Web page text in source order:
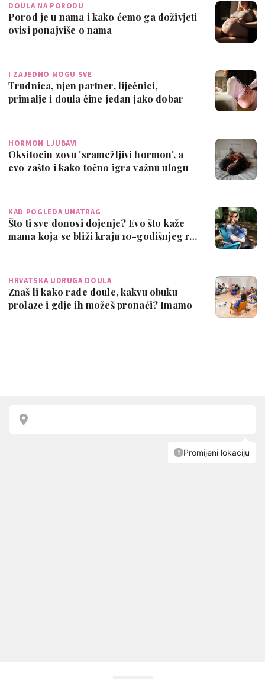
DOULA NA PORODU
Porod je u nama i kako ćemo ga doživjeti
ovisi ponajviše o nama
I ZAJEDNO MOGU SVE
Trudnica, njen partner, liječnici,
primalje i doula čine jedan jako dobar
HORMON LJUBAVI
Oksitocin zovu 'sramežljivi hormon', a
evo zašto i kako točno igra važnu ulogu
KAD POGLEDA UNATRAG
Što ti sve donosi dojenje? Evo što kaže
mama koja se bliži kraju 10-godišnjeg r…
HRVATSKA UDRUGA DOULA
Znaš li kako rade doule, kakvu obuku
prolaze i gdje ih možeš pronaći? Imamo